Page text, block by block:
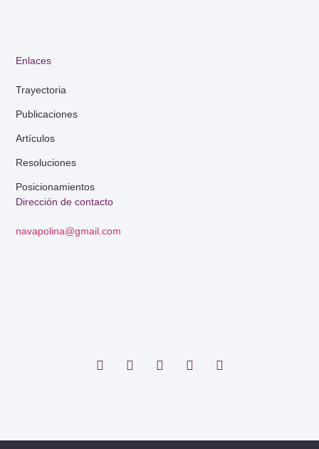
Dirección de contacto
navapolina@gmail.com
Enlaces
Trayectoria
Publicaciones
Artículos
Resoluciones
Posicionamientos